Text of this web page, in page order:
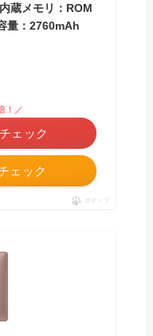
蔵メモリ：ROM
量：2760mAh
ェック
！／
ェック
ポチップ